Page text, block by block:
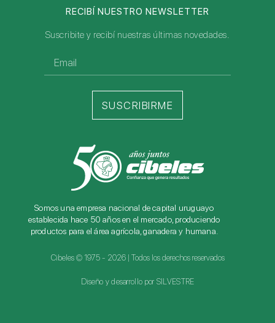
Somos una empresa nacional de capital uruguayo
establecida hace 50 años en el mercado, produciendo
productos para el área agrícola, ganadera y humana.
Cibeles © 1975 - 2026 | Todos los derechos reservados
Diseño y desarrollo por SILVESTRE
RECIBÍ NUESTRO NEWSLETTER
Suscribite y recibí nuestras últimas novedades.
SUSCRIBIRME